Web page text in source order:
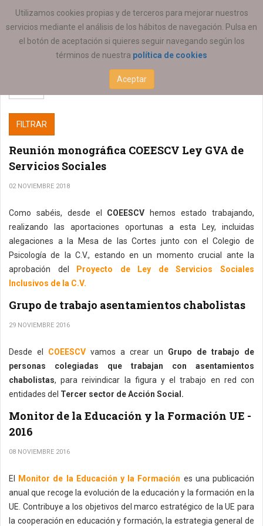
Utilizamos cookies propias y de terceros para mejorar nuestros
servicios mediante el análisis de los hábitos de navegación. Pulsa en
el botón de aceptación si quieres seguir navegando según los
términos de nuestra política de cookies
Aceptar
ESTÁ AQUÍ: SERVICIOS
FILTRAR
Reunión monográfica COEESCV Ley GVA de
Servicios Sociales
02 NOVIEMBRE 2018
Como sabéis, desde el COEESCV
hemos estado trabajando,
realizando las aportaciones oportunas a esta Ley, incluidas
alegaciones a la Mesa de las Cortes junto con el Colegio de
Psicología de la C.V., estando en un momento crucial ante la
aprobación del
Proyecto de Ley de Servicios Sociales
Inclusivos de la C.V.
Grupo de trabajo asentamientos chabolistas
29 NOVIEMBRE 2016
Desde el COEESCV vamos a crear un Grupo de trabajo de
personas colegiadas que trabajan con asentamientos
chabolistas, para reivindicar la figura y el trabajo en red con
entidades del Tercer sector de Acción Social.
Monitor de la Educación y la Formación UE -
2016
08 NOVIEMBRE 2016
El Monitor de la Educación y la Formación es una publicación
anual que recoge la evolución de la educación y la formación en la
UE. Contribuye a los objetivos del marco estratégico de la UE para
la cooperación en educación y formación, la estrategia general de